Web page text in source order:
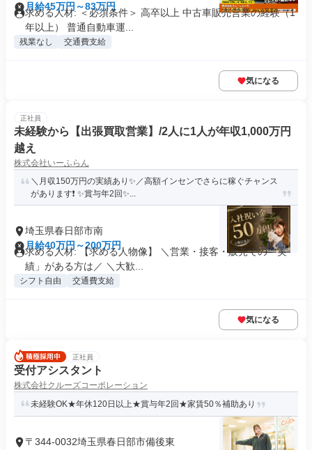
月給45万円～83万円
求める人材: ＜必須条件＞ 高卒以上 中古車販売営業の経験（1
年以上） 普通自動車運...
残業なし 交通費支給
気になる
正社員
未経験から【出張買取営業】/2人に1人が年収1,000万円
越え
株式会社いーふらん
＼月収150万円の実績あり✨／高額インセンでさらに稼ぐチャンス
があります❗ ✨賞与年2回✨...
埼玉県春日部市南
月給40万円～200万円
求める人材: 【求める人物像】 ＼営業・接客・販売での「実
績」がある方は／ ＼大歓...
シフト自由 交通費支給
気になる
正社員
受付アシスタント
株式会社クルーズコーポレーション
未経験OK★年休120日以上★賞与年2回★家賃50％補助あり
〒344-0032埼玉県春日部市備後東